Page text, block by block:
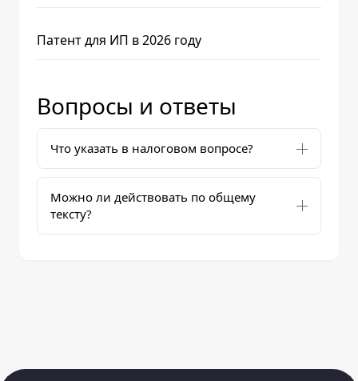
Патент для ИП в 2026 году
Вопросы и ответы
Что указать в налоговом вопросе?
Можно ли действовать по общему
тексту?